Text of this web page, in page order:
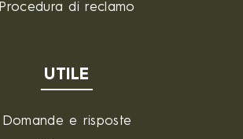
Procedura di reclamo
UTILE
Domande e risposte